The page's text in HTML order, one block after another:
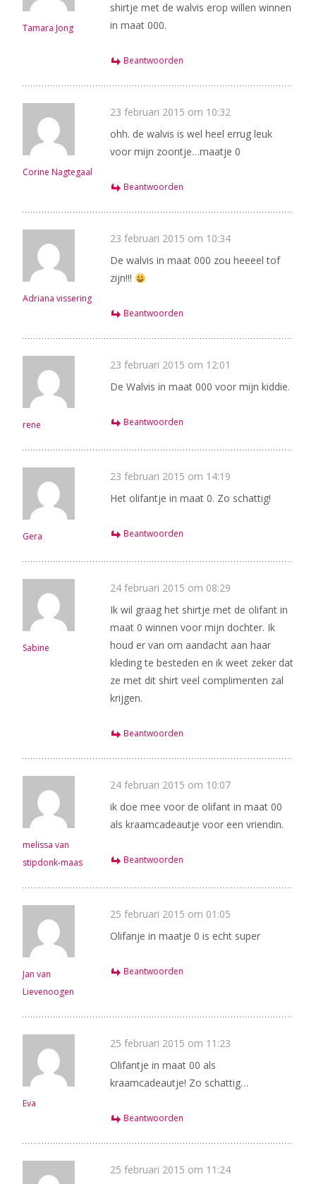
Tamara Jong
shirtje met de walvis erop willen winnen
in maat 000.
Beantwoorden
Corine Nagtegaal
23 februari 2015 om 10:32
ohh. de walvis is wel heel errug leuk
voor mijn zoontje…maatje 0
Beantwoorden
Adriana vissering
23 februari 2015 om 10:34
De walvis in maat 000 zou heeeel tof
zijn!!!
Beantwoorden
rene
23 februari 2015 om 12:01
De Walvis in maat 000 voor mijn kiddie.
Beantwoorden
Gera
23 februari 2015 om 14:19
Het olifantje in maat 0. Zo schattig!
Beantwoorden
Sabine
24 februari 2015 om 08:29
Ik wil graag het shirtje met de olifant in
maat 0 winnen voor mijn dochter. Ik
houd er van om aandacht aan haar
kleding te besteden en ik weet zeker dat
ze met dit shirt veel complimenten zal
krijgen.
Beantwoorden
melissa van
stipdonk-maas
24 februari 2015 om 10:07
ik doe mee voor de olifant in maat 00
als kraamcadeautje voor een vriendin.
Beantwoorden
Jan van
Lievenoogen
25 februari 2015 om 01:05
Olifanje in maatje 0 is echt super
Beantwoorden
Eva
25 februari 2015 om 11:23
Olifantje in maat 00 als
kraamcadeautje! Zo schattig…
Beantwoorden
25 februari 2015 om 11:24